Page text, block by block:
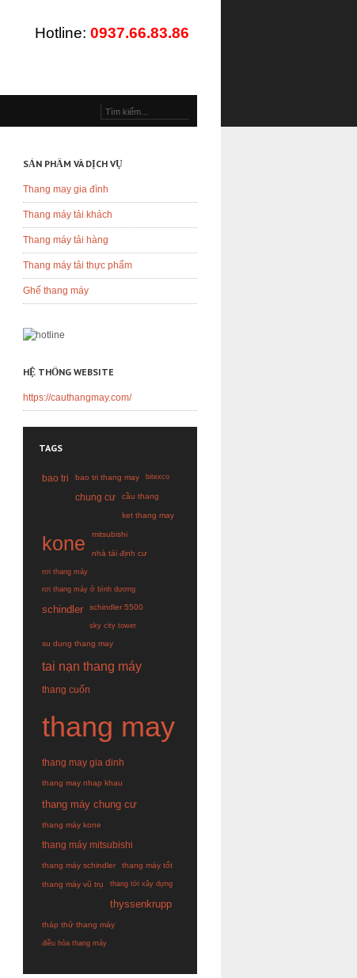
Hotline: 0937.66.83.86
SẢN PHẨM VÀ DỊCH VỤ
Thang may gia đình
Thang máy tải khách
Thang máy tải hàng
Thang máy tải thực phẩm
Ghế thang máy
HỆ THỐNG WEBSITE
https://cauthangmay.com/
TAGS
bao tri bao tri thang may bitexco
chung cư cầu thang
ket thang may
kone mitsubishi
nhà tái định cư
rơi thang máy
rơi thang máy ở bình dương
schindler schindler 5500
sky city tower
su dung thang may
tai nạn thang máy
thang cuốn
thang may
thang may gia dinh
thang may nhap khau
thang máy chung cư
thang máy kone
thang máy mitsubishi
thang máy schindler thang máy tốt
thang máy vũ trụ thang tời xây dựng
thyssenkrupp
tháp thử thang máy
điều hòa thang máy